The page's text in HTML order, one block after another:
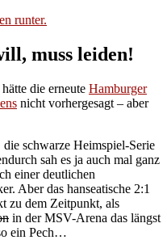
muss leiden!
die erneute Hamburger
nicht vorhergesagt – aber
schwarze Heimspiel-Serie
sah es ja auch mal ganz
einer deutlichen
Aber das hanseatische 2:1
zu dem Zeitpunkt, als
in der MSV-Arena das längst
ein Pech…